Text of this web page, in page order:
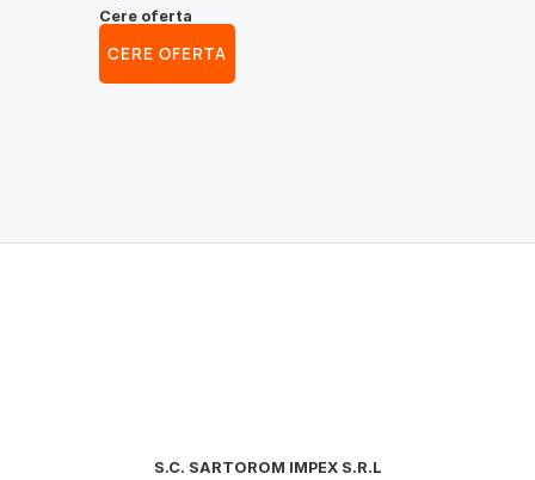
Cere oferta
CERE OFERTA
S.C. SARTOROM IMPEX S.R.L